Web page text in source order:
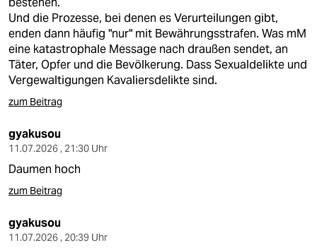
Und die Prozesse, bei denen es Verurteilungen gibt,
enden dann häufig "nur" mit Bewährungsstrafen. Was mM
eine katastrophale Message nach draußen sendet, an
Täter, Opfer und die Bevölkerung. Dass Sexualdelikte und
Vergewaltigungen Kavaliersdelikte sind.
zum Beitrag
gyakusou
11.07.2026 , 21:30 Uhr
Daumen hoch
zum Beitrag
gyakusou
11.07.2026 , 20:39 Uhr